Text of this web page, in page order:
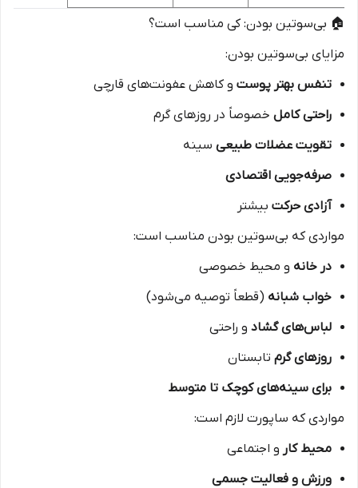
🏠 بی‌سوتین بودن: کی مناسب است؟
مزایای بی‌سوتین بودن:
تنفس بهتر پوست و کاهش عفونت‌های قارچی
راحتی کامل خصوصاً در روزهای گرم
تقویت عضلات طبیعی سینه
صرفه‌جویی اقتصادی
آزادی حرکت بیشتر
مواردی که بی‌سوتین بودن مناسب است:
در خانه و محیط خصوصی
خواب شبانه (قطعاً توصیه می‌شود)
لباس‌های گشاد و راحتی
روزهای گرم تابستان
برای سینه‌های کوچک تا متوسط
مواردی که ساپورت لازم است:
محیط کار و اجتماعی
ورزش و فعالیت جسمی